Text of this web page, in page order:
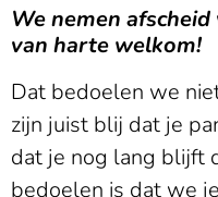
We nemen afscheid
van harte welkom!
Dat bedoelen we
zijn juist blij dat je
dat je nog lang blijft
bedoelen is dat we